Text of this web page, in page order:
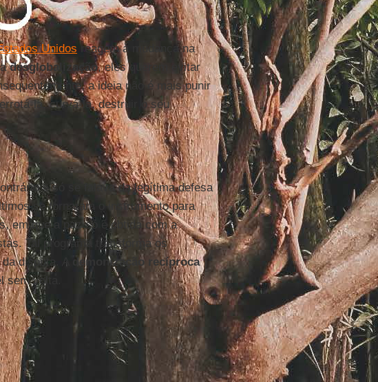
Unidos reagem à mudança na
adesglobalização, eles querem evitar
a ideia não é mais punir
la, curvá-la, destruir o seu
e só se falava da legítima defesa
se tornaram o instrumento para
em que a paz só é obtida com a
Tal programa transforma os
disputa. A
demonização recíproca
volta.